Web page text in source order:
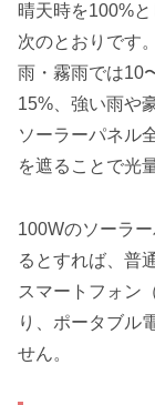
晴天時を100%
次のとおりです
雨・霧雨では10
15%、強い雨や
ソーラーパネル
を遮ることで光
100Wのソーラ
るとすれば、普
スマートフォン
り、ポータブル
せん。